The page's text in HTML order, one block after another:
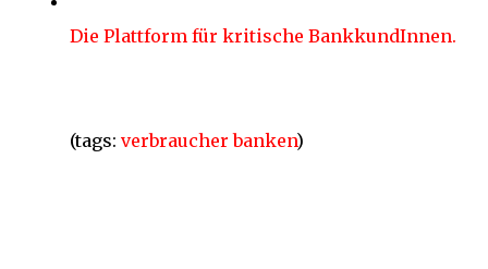
Die Plattform für kritische BankkundInnen.
(tags: verbraucher banken)